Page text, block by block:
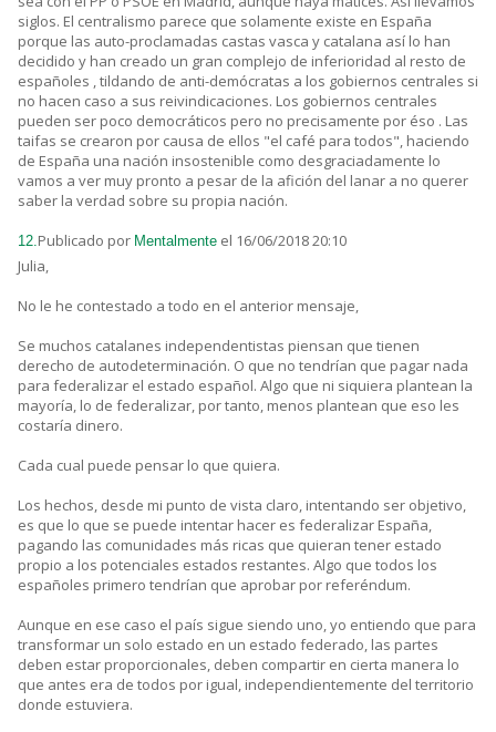
siglos. El centralismo parece que solamente existe en España
porque las auto-proclamadas castas vasca y catalana así lo han
decidido y han creado un gran complejo de inferioridad al resto de
españoles , tildando de anti-demócratas a los gobiernos centrales si
no hacen caso a sus reivindicaciones. Los gobiernos centrales
pueden ser poco democráticos pero no precisamente por éso . Las
taifas se crearon por causa de ellos "el café para todos", haciendo
de España una nación insostenible como desgraciadamente lo
vamos a ver muy pronto a pesar de la afición del lanar a no querer
saber la verdad sobre su propia nación.
12. Publicado por Mentalmente el 16/06/2018 20:10
Julia,
No le he contestado a todo en el anterior mensaje,
Se muchos catalanes independentistas piensan que tienen
derecho de autodeterminación. O que no tendrían que pagar nada
para federalizar el estado español. Algo que ni siquiera plantean la
mayoría, lo de federalizar, por tanto, menos plantean que eso les
costaría dinero.
Cada cual puede pensar lo que quiera.
Los hechos, desde mi punto de vista claro, intentando ser objetivo,
es que lo que se puede intentar hacer es federalizar España,
pagando las comunidades más ricas que quieran tener estado
propio a los potenciales estados restantes. Algo que todos los
españoles primero tendrían que aprobar por referéndum.
Aunque en ese caso el país sigue siendo uno, yo entiendo que para
transformar un solo estado en un estado federado, las partes
deben estar proporcionales, deben compartir en cierta manera lo
que antes era de todos por igual, independientemente del territorio
donde estuviera.